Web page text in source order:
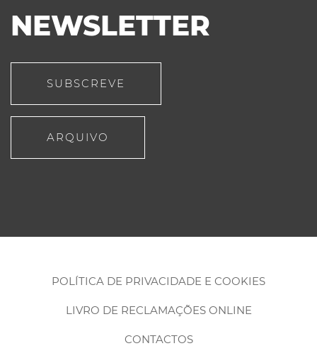
NEWSLETTER
SUBSCREVE
ARQUIVO
POLÍTICA DE PRIVACIDADE E COOKIES
LIVRO DE RECLAMAÇÕES ONLINE
CONTACTOS